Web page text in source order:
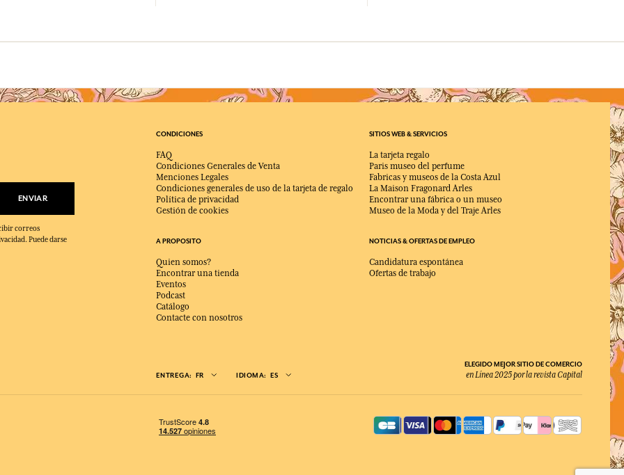
ENVIAR
correos
Puede darse
CONDICIONES
FAQ
Condiciones Generales de Venta
Menciones Legales
Condiciones generales de uso de la tarjeta de regalo
Política de privacidad
Gestión de cookies
SITIOS WEB & SERVICIOS
La tarjeta regalo
Paris museo del perfume
Fabricas y museos de la Costa Azul
La Maison Fragonard Arles
Encontrar una fábrica o un museo
Museo de la Moda y del Traje Arles
A PROPOSITO
Quien somos?
Encontrar una tienda
Eventos
Podcast
Catálogo
Contacte con nosotros
NOTICIAS & OFERTAS DE EMPLEO
Candidatura espontánea
Ofertas de trabajo
ENTREGA: FR IDIOMA: ES
ELEGIDO MEJOR SITIO DE COMERCIO
en Línea 2025 por la revista Capital